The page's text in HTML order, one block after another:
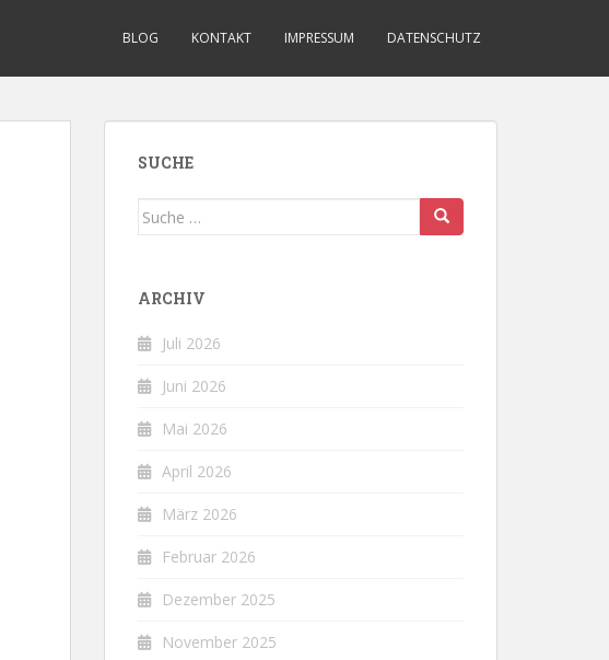
BLOG KONTAKT IMPRESSUM DATENSCHUTZ
SUCHE
Suche
ARCHIV
Juli 2026
Juni 2026
Mai 2026
April 2026
März 2026
Februar 2026
Dezember 2025
November 2025